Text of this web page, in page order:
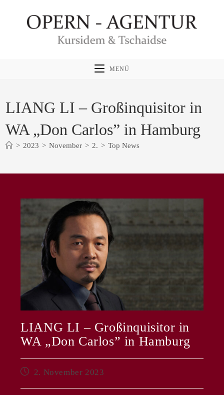
MENÜ
LIANG LI – Großinquisitor in
WA „Don Carlos” in Hamburg
> 2023 > November > 2. > Top News
LIANG LI – Großinquisitor in
WA „Don Carlos” in Hamburg
Beitrag2. November 2023